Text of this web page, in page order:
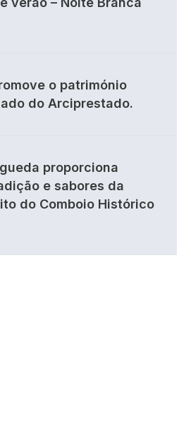
o património
do Arciprestado.
proporciona
e sabores da
do Comboio Histórico